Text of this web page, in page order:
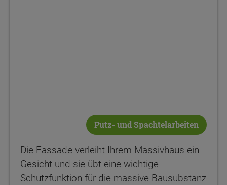
Putz- und Spachtelarbeiten
Die Fassade verleiht Ihrem Massivhaus ein
Gesicht und sie übt eine wichtige
Schutzfunktion für die massive Bausubstanz